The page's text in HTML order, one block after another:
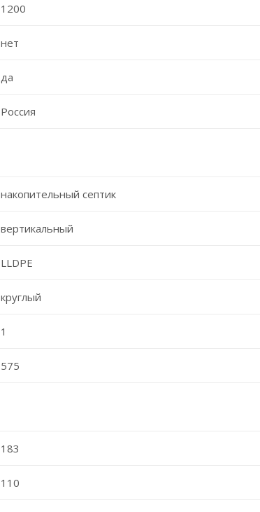
1200
нет
да
Россия
накопительный септик
вертикальный
LLDPE
круглый
1
575
183
110